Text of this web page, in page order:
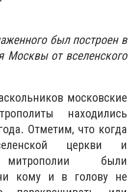
был построен в
Москвы от вселенского
московские
находились
Отметим, что когда
церкви и
были
кому и в голову не